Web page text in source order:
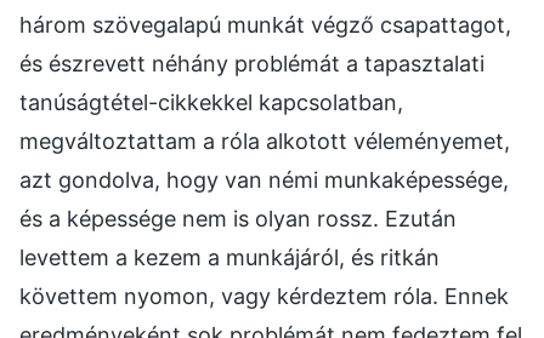
három szövegalapú munkát végző csapattagot,
és észrevett néhány problémát a tapasztalati
tanúságtétel-cikkekkel kapcsolatban,
megváltoztattam a róla alkotott véleményemet,
azt gondolva, hogy van némi munkaképessége,
és a képessége nem is olyan rossz. Ezután
levettem a kezem a munkájáról, és ritkán
követtem nyomon, vagy kérdeztem róla. Ennek